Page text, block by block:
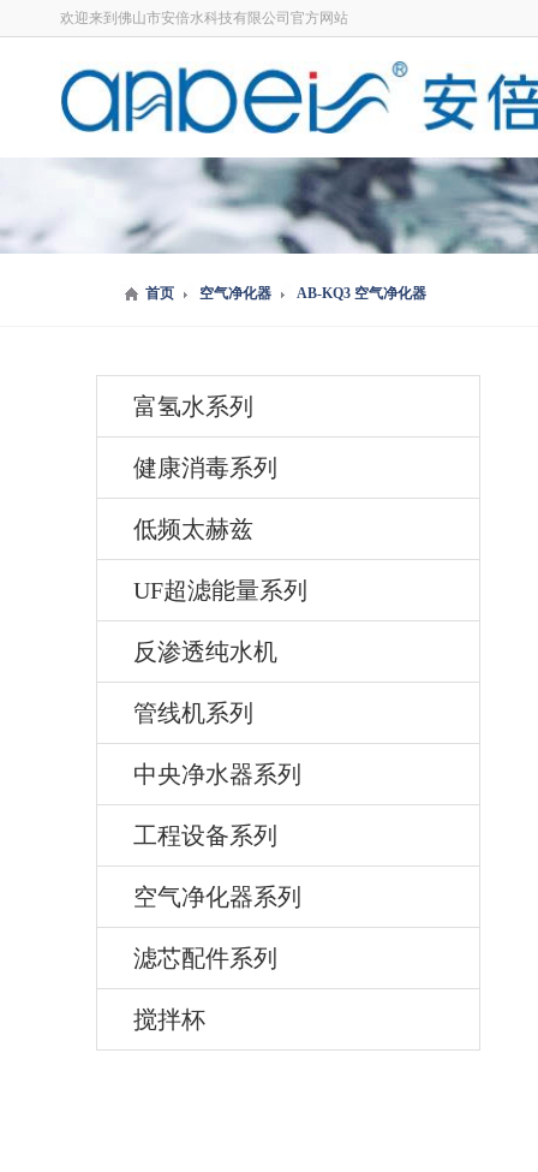
欢迎来到佛山市安倍水科技有限公司官方网站
首页 空气净化器 AB-KQ3 空气净化器
富氢水系列
健康消毒系列
低频太赫兹
UF超滤能量系列
反渗透纯水机
管线机系列
中央净水器系列
工程设备系列
空气净化器系列
滤芯配件系列
搅拌杯